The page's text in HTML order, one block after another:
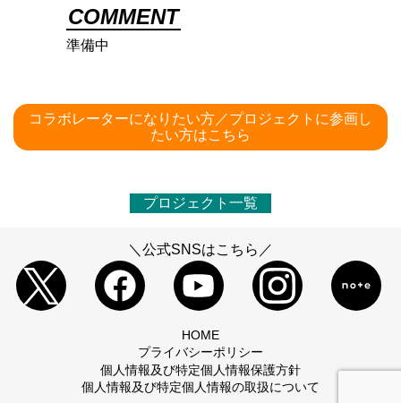
COMMENT
準備中
コラボレーターになりたい方／プロジェクトに参画し
たい方はこちら
プロジェクト一覧
＼公式SNSはこちら／
HOME
プライバシーポリシー
個人情報及び特定個人情報保護方針
個人情報及び特定個人情報の取扱について